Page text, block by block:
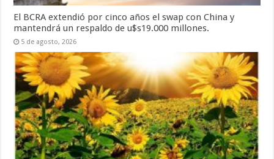
El BCRA extendió por cinco años el swap con China y
mantendrá un respaldo de u$s19.000 millones.
5 de agosto, 2026